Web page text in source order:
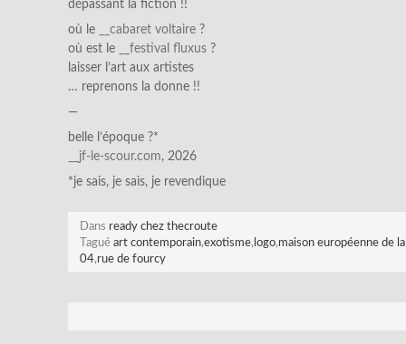
dépassant la fiction !!
où le
__cabaret voltaire ?
où est le
__festival fluxus ?
laisser l’art aux artistes
… reprenons la donne !!
—
belle l’époque ?*
__jf-le-scour.com, 2026
*je sais, je sais, je revendique
Dans ready chez thecroute
Tagué art contemporain,exotisme, logo,maison européenne de
04,rue de fourcy